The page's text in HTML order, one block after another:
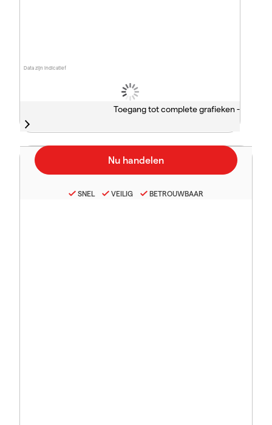
Data zijn indicatief
Toegang tot complete grafieken -
SNEL VEILIG BETROUWBAAR